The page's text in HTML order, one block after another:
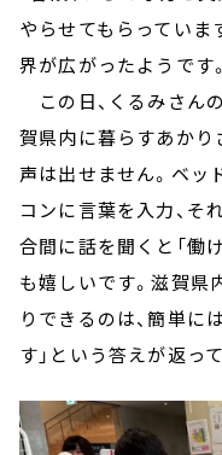
やらせてもらっていま
界が広がったようです。
この日、くるみさん
賀県内に暮らすあかり
声は出せません。ベッ
コンに言葉を入力、そ
合間に話を聞くと「働
も嬉しいです。滋賀県
りできるのは、簡単に
す」という答えが返っ